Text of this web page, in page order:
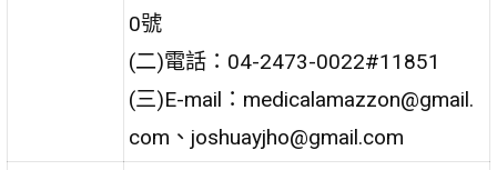
0號
(二)電話：04-2473-0022#11851
(三)E-mail：medicalamazzon@gmail.
com、joshuayjho@gmail.com